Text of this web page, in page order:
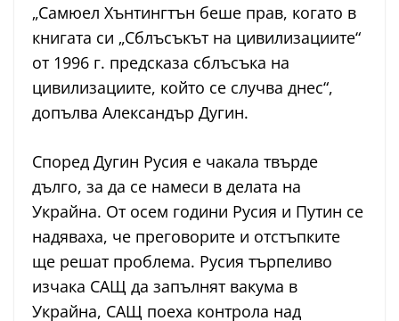
„Самюел Хънтингтън беше прав, когато в
книгата си „Сблъсъкът на цивилизациите“
от 1996 г. предсказа сблъсъка на
цивилизациите, който се случва днес“,
допълва Александър Дугин.
Според Дугин Русия е чакала твърде
дълго, за да се намеси в делата на
Украйна. От осем години Русия и Путин се
надяваха, че преговорите и отстъпките
ще решат проблема. Русия търпеливо
изчака САЩ да запълнят вакума в
Украйна, САЩ поеха контрола над